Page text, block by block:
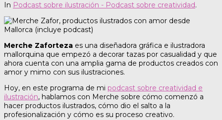
In Podcast sobre ilustración - Podcast sobre creatividad.
Merche Zaforteza es una diseñadora gráfica e ilustradora
mallorquina que empezó a decorar tazas por casualidad y que
ahora cuenta con una amplia gama de productos creados con
amor y mimo con sus ilustraciones.
Hoy, en este programa de mi podcast sobre creatividad e
ilustración, hablamos con Merche sobre cómo comenzó a
hacer productos ilustrados, cómo dio el salto a la
profesionalización y cómo es su proceso creativo.